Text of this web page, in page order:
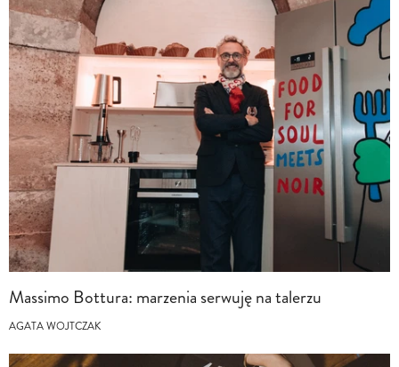
Massimo Bottura: marzenia serwuję na talerzu
AGATA WOJTCZAK